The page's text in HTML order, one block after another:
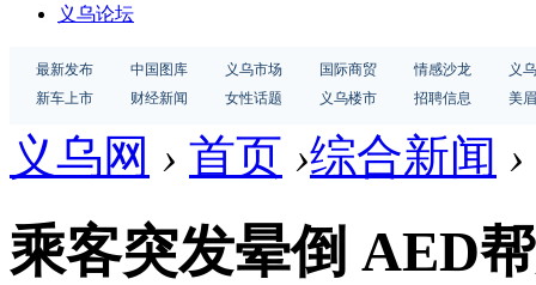
义乌论坛
最新发布 中国图库 义乌市场 国际商贸 情感沙龙
义
新车上市
财经新闻 女性话题 义乌楼市 招聘信息 美
义乌网 › 首页 ›综合新闻 ›
乘客突发晕倒 AED